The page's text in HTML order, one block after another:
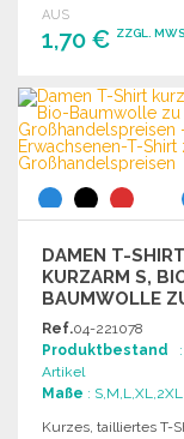
AUS
1,70 € ZZGL.
BESTELLEN
Angebot
DAMEN T-SHIRT
KURZARM S,
BAUMWOLLE
Ref.04-221078
Produktbestand
Artikel
Maße : S,M,L,XL,2XL
Kurzes, tailliertes T-